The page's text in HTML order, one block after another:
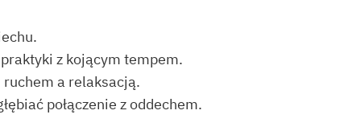
z kojącym tempem.
a relaksacją.
połączenie z oddechem.